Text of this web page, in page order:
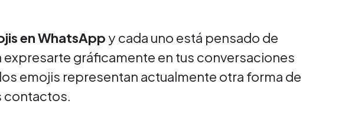
en WhatsApp y cada uno está pensado de
gráficamente en tus conversaciones
emojis representan actualmente otra forma de
contactos.